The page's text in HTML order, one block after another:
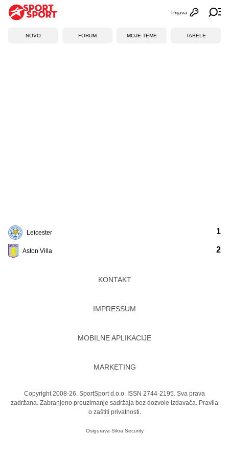
Otvori
Prijava
NOVO FORUM MOJE TEME TABELE
Leicester
Aston Villa
1
2
KONTAKT
IMPRESSUM
MOBILNE APLIKACIJE
MARKETING
Copyright 2008-26. SportSport d.o.o. ISSN 2744-2195. Sva prava
zadržana. Zabranjeno preuzimanje sadržaja bez dozvole izdavača. Pravila
o zaštiti privatnosti.
Osigurava Sikra Security